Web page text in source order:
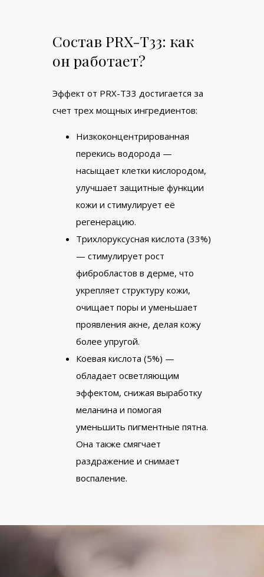
Состав PRX-T33: как
он работает?
Эффект от PRX-T33 достигается за
счет трех мощных ингредиентов:
Низкоконцентрированная
перекись водорода —
насыщает клетки кислородом,
улучшает защитные функции
кожи и стимулирует её
регенерацию.
Трихлоруксусная кислота (33%)
— стимулирует рост
фибробластов в дерме, что
укрепляет структуру кожи,
очищает поры и уменьшает
проявления акне, делая кожу
более упругой.
Коевая кислота (5%) —
обладает осветляющим
эффектом, снижая выработку
меланина и помогая
уменьшить пигментные пятна.
Она также смягчает
раздражение и снимает
воспаление.